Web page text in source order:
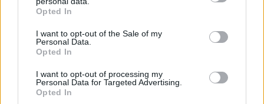
grant or deny consent to Google and its third-party tags to
use your data for below specified purposes in below Google
consent section.
Opted In
I want to opt-out of the Sale of my
Personal Data.
Opted In
I want to opt-out of processing my
Personal Data for Targeted Advertising.
Opted In
Ποιες μυρωδιές είναι πολύ επικίνδυνες για το
κατοικίδιό μας- Ποιες δεν είναι
Πέντε ρούχα και καθόλου ψευδαισθήσεις: Γιατί το
κυνήγι της τέλειας στιγμής των διακοπών είναι μια
παγίδα